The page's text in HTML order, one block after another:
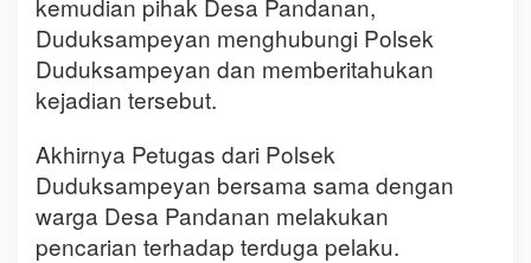
Duduksampeyan menghubungi Polsek
Duduksampeyan dan memberitahukan
kejadian tersebut.
Akhirnya Petugas dari Polsek
Duduksampeyan bersama sama dengan
warga Desa Pandanan melakukan
pencarian terhadap terduga pelaku.